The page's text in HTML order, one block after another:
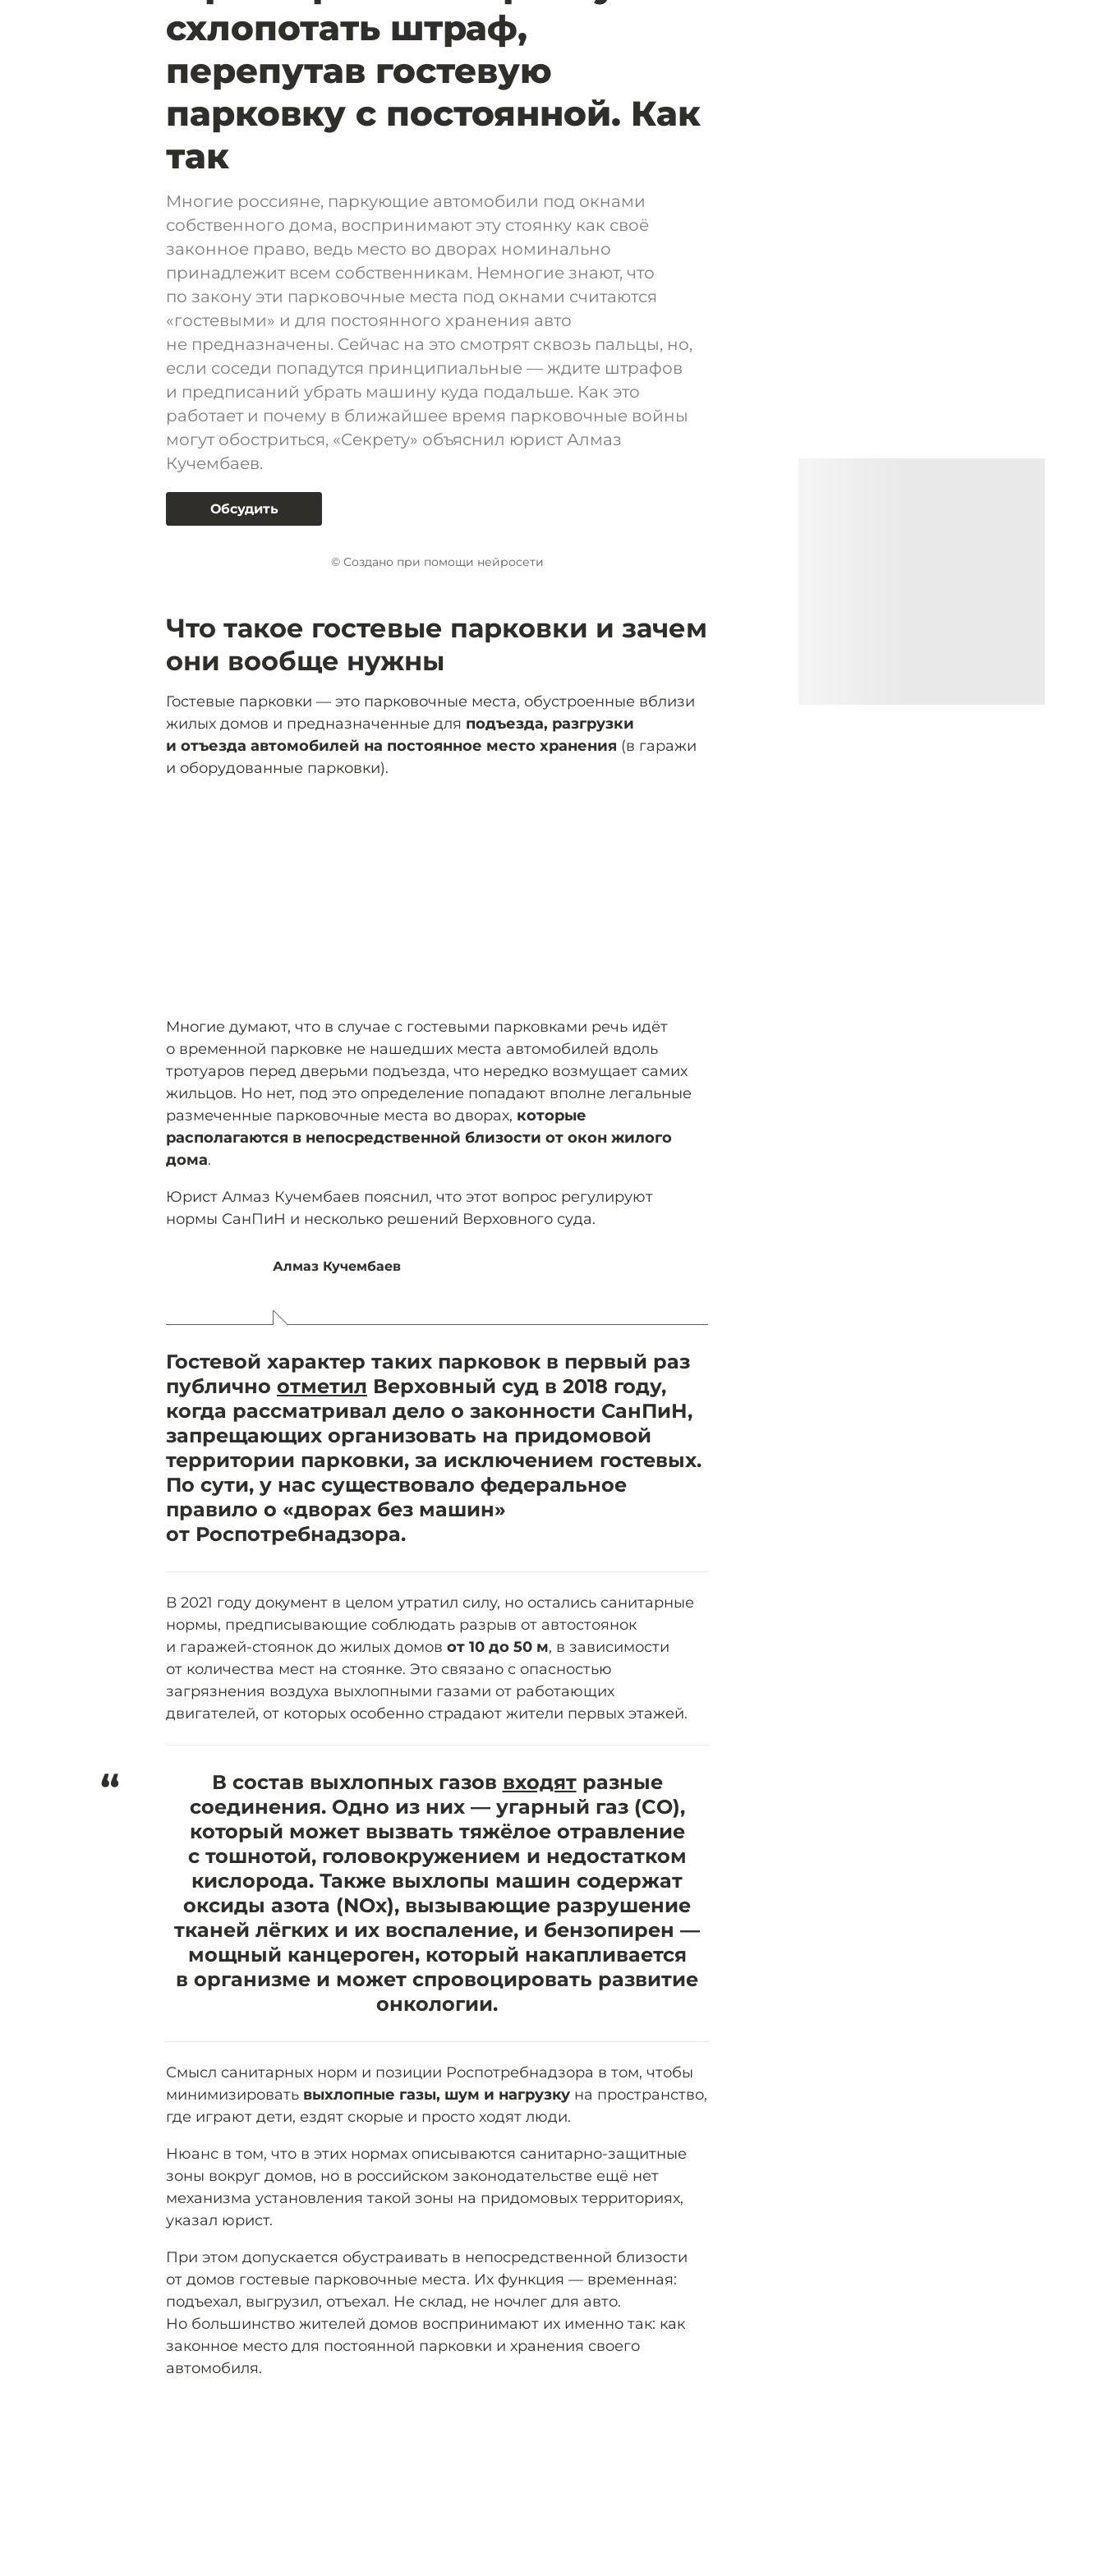
схлопотать штраф,
перепутав гостевую
парковку с постоянной. Как
так
Многие россияне, паркующие автомобили под окнами
собственного дома, воспринимают эту стоянку как своё
законное право, ведь место во дворах номинально
принадлежит всем собственникам. Немногие знают, что
по закону эти парковочные места под окнами считаются
«гостевыми» и для постоянного хранения авто
не предназначены. Сейчас на это смотрят сквозь пальцы, но,
если соседи попадутся принципиальные — ждите штрафов
и предписаний убрать машину куда подальше. Как это
работает и почему в ближайшее время парковочные войны
могут обостриться, «Секрету» объяснил юрист Алмаз
Кучембаев.
Обсудить
© Создано при помощи нейросети
Что такое гостевые парковки и зачем
они вообще нужны
Гостевые парковки — это парковочные места, обустроенные вблизи
жилых домов и предназначенные для подъезда, разгрузки
и отъезда автомобилей на постоянное место хранения (в гаражи
и оборудованные парковки).
Многие думают, что в случае с гостевыми парковками речь идёт
о временной парковке не нашедших места автомобилей вдоль
тротуаров перед дверьми подъезда, что нередко возмущает самих
жильцов. Но нет, под это определение попадают вполне легальные
размеченные парковочные места во дворах, которые
располагаются в непосредственной близости от окон жилого
дома.
Юрист Алмаз Кучембаев пояснил, что этот вопрос регулируют
нормы СанПиН и несколько решений Верховного суда.
Алмаз Кучембаев
Гостевой характер таких парковок в первый раз
публично отметил Верховный суд в 2018 году,
когда рассматривал дело о законности СанПиН,
запрещающих организовать на придомовой
территории парковки, за исключением гостевых.
По сути, у нас существовало федеральное
правило о «дворах без машин»
от Роспотребнадзора.
В 2021 году документ в целом утратил силу, но остались санитарные
нормы, предписывающие соблюдать разрыв от автостоянок
и гаражей-стоянок до жилых домов от 10 до 50 м, в зависимости
от количества мест на стоянке. Это связано с опасностью
загрязнения воздуха выхлопными газами от работающих
двигателей, от которых особенно страдают жители первых этажей.
“ В состав выхлопных газов входятразные
соединения. Одно из них — угарный газ (CO),
который может вызвать тяжёлое отравление
с тошнотой, головокружением и недостатком
кислорода. Также выхлопы машин содержат
оксиды азота (NOx), вызывающие разрушение
тканей лёгких и их воспаление, и бензопирен —
мощный канцероген, который накапливается
в организме и может спровоцировать развитие
онкологии.
Смысл санитарных норм и позиции Роспотребнадзора в том, чтобы
минимизировать выхлопные газы, шум и нагрузку на пространство,
где играют дети, ездят скорые и просто ходят люди.
Нюанс в том, что в этих нормах описываются санитарно-защитные
зоны вокруг домов, но в российском законодательстве ещё нет
механизма установления такой зоны на придомовых территориях,
указал юрист.
При этом допускается обустраивать в непосредственной близости
от домов гостевые парковочные места. Их функция — временная:
подъехал, выгрузил, отъехал. Не склад, не ночлег для авто.
Но большинство жителей домов воспринимают их именно так: как
законное место для постоянной парковки и хранения своего
автомобиля.